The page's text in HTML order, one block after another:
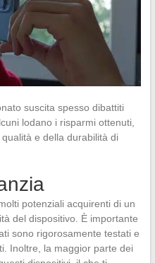
suscita spesso dibattiti
lodano i risparmi ottenuti,
e della durabilità di
potenziali acquirenti di un
del dispositivo. È importante
sono rigorosamente testati e
Inoltre, la maggior parte dei